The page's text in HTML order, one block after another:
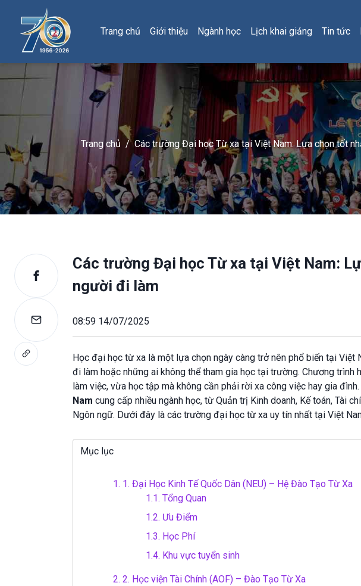
Trang chủ Giới thiệu Ngành học Lịch khai giảng Tin tức
Trang chủ / Các trường Đại học Từ xa tại Việt Nam: Lựa chọn tốt
Các trường Đại học Từ xa tại Việt Nam:
người đi làm
08:59 14/07/2025
Học đại học từ xa là một lựa chọn ngày càng trở nên phổ biến tại
đi làm hoặc những ai không thể tham gia học tại trường. Chương
làm việc, vừa học tập mà không cần phải rời xa công việc hay gia đình.
Nam cung cấp nhiều ngành học, từ Quản trị Kinh doanh, Kế toán, Tài
Ngôn ngữ. Dưới đây là các trường đại học từ xa uy tín nhất tại Việt
Mục lục
1. 1. Đại Học Kinh Tế Quốc Dân (NEU) – Hệ Đào Tạo Từ Xa
1.1. Tổng Quan
1.2. Ưu Điểm
1.3. Học Phí
1.4. Khu vực tuyển sinh
2. 2. Học viện Tài Chính (AOF) – Đào Tạo Từ Xa